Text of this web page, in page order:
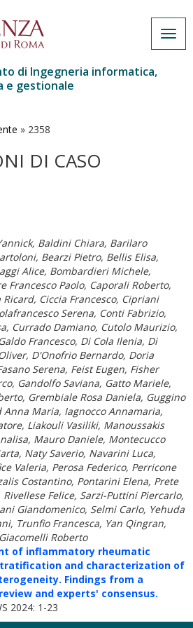
di Ingegneria informatica,
e gestionale
» 2358
DI CASO
Baldini Chiara, Barilaro
Bearzi Pietro, Bellis Elisa,
Alice, Bombardieri Michele,
Francesco Paolo, Caporali Roberto,
Ricard, Ciccia Francesco, Cipriani
Serena, Conti Fabrizio,
Currado Damiano, Cutolo Maurizio,
Francesco, Di Cola Ilenia, Di
D'Onofrio Bernardo, Doria
Serena, Feist Eugen, Fisher
Gandolfo Saviana, Gatto Mariele,
Grembiale Rosa Daniela, Guggino
Maria, Iagnocco Annamaria,
Liakouli Vasiliki, Manoussakis
Mauro Daniele, Montecucco
Naty Saverio, Navarini Luca,
Valeria, Perosa Federico, Perricone
Costantino, Pontarini Elena, Prete
Felice, Sarzi-Puttini Piercarlo,
Giandomenico, Selmi Carlo, Yehuda
Trunfio Francesca, Yan Qingran,
Roberto
of inflammatory rheumatic
and characterization of
Findings from a
and experts' consensus.
2024: 1-23